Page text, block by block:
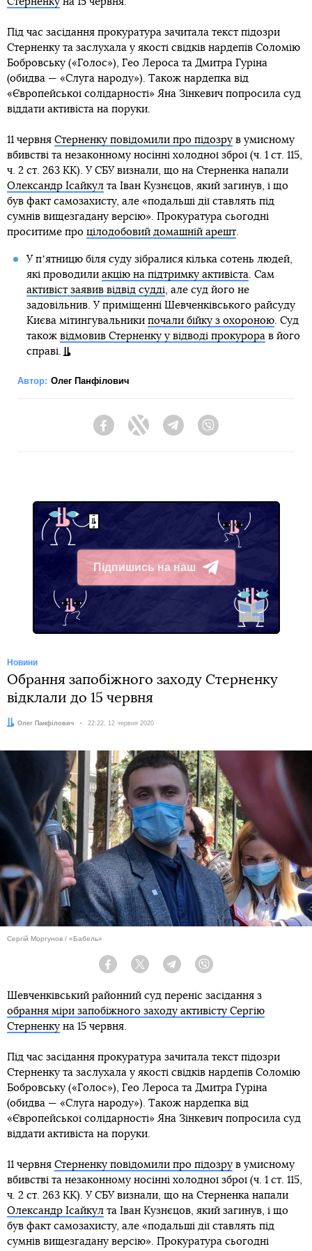
Під час засідання прокуратура зачитала текст підозри
Стерненку та заслухала у якості свідків нардепів Соломію
Бобровську («Голос»), Гео Лероса та Дмитра Гуріна
(обидва — «Слуга народу»). Також нардепка від
«Європейської солідарності» Яна Зінкевич попросила суд
віддати активіста на поруки.
11 червня Стерненку повідомили про підозру в умисному
вбивстві та незаконному носінні холодної зброї (ч. 1 ст. 115,
ч. 2 ст. 263 КК). У СБУ визнали, що на Стерненка напали
Олександр Ісайкул та Іван Кузнєцов, який загинув, і що
був факт самозахисту, але «подальші дії ставлять під
сумнів вищезгадану версію». Прокуратура сьогодні
проситиме про цілодобовий домашній арешт.
У пʼятницю біля суду зібралися кілька сотень людей,
які проводили акцію на підтримку активіста. Сам
активіст заявив відвід судді, але суд його не
задовільнив. У приміщенні Шевченківського райсуду
Києва мітингувальники почали бійку з охороною. Суд
також відмовив Стерненку у відводі прокурорав його
справі.
Автор: Олег Панфілович
FacebookTwitter Telegram
Підпишись на наш
Telegram
Новини
Обрання запобіжного заходу Стерненку
відклали до 15 червня
Автор:
Олег Панфілович Дата:
22:22, 12 червня 2020
Сергій Моргунов / «Бабель»
Facebook Twitter Telegram
Шевченківський районний суд переніс засідання з
обрання міри запобіжного заходу активісту Сергію
Стерненку на 15 червня.
Під час засідання прокуратура зачитала текст підозри
Стерненку та заслухала у якості свідків нардепів Соломію
Бобровську («Голос»), Гео Лероса та Дмитра Гуріна
(обидва — «Слуга народу»). Також нардепка від
«Європейської солідарності» Яна Зінкевич попросила суд
віддати активіста на поруки.
11 червня Стерненку повідомили про підозру в умисному
вбивстві та незаконному носінні холодної зброї (ч. 1 ст. 115,
ч. 2 ст. 263 КК). У СБУ визнали, що на Стерненка напали
Олександр Ісайкул та Іван Кузнєцов, який загинув, і що
був факт самозахисту, але «подальші дії ставлять під
сумнів вищезгадану версію». Прокуратура сьогодні